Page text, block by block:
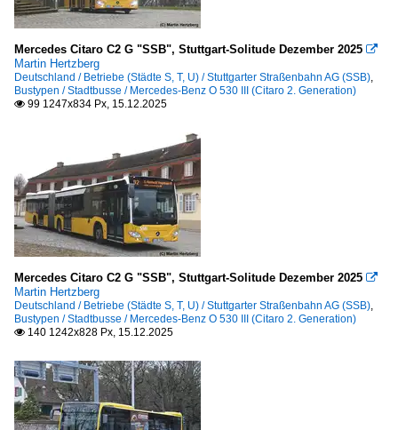
Mercedes Citaro C2 G "SSB", Stuttgart-Solitude Dezember 2025 
Martin Hertzberg
Deutschland / Betriebe (Städte S, T, U) / Stuttgarter Straßenbahn AG (SSB),
Bustypen / Stadtbusse / Mercedes-Benz O 530 III (Citaro 2. Generation)
 99 1247x834 Px, 15.12.2025
Mercedes Citaro C2 G "SSB", Stuttgart-Solitude Dezember 2025 
Martin Hertzberg
Deutschland / Betriebe (Städte S, T, U) / Stuttgarter Straßenbahn AG (SSB),
Bustypen / Stadtbusse / Mercedes-Benz O 530 III (Citaro 2. Generation)
 140 1242x828 Px, 15.12.2025